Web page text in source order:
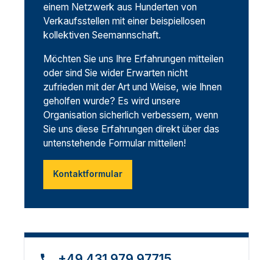
einem Netzwerk aus Hunderten von
Verkaufsstellen mit einer beispiellosen
kollektiven Seemannschaft.
Möchten Sie uns Ihre Erfahrungen mitteilen
oder sind Sie wider Erwarten nicht
zufrieden mit der Art und Weise, wie Ihnen
geholfen wurde? Es wird unsere
Organisation sicherlich verbessern, wenn
Sie uns diese Erfahrungen direkt über das
untenstehende Formular mitteilen!
Kontaktformular